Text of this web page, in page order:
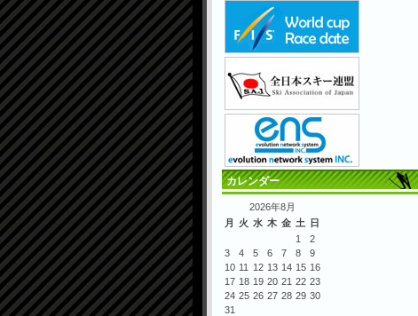
カレンダー
2026年8月
月
火 水 木 金 土 日
1
2
3
4 5 6 7 8
9
10 11 12 13 14 15 16
17 18 19 20 21 22 23
24 25 26 27 28 29 30
31